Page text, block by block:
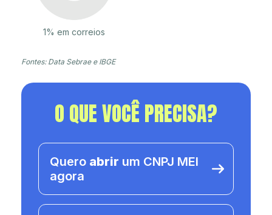
1% em correios
Fontes: Data Sebrae e IBGE
O QUE VOCÊ PRECISA?
Quero abrir um CNPJ MEI
agora